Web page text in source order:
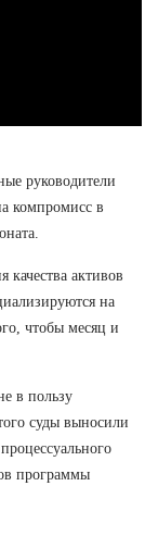
руководители
компромисс в
активов
на
чтобы месяц и
в пользу
суды выносили
программы